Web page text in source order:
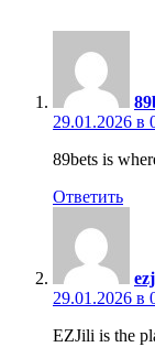
29.01.2026 в
89bets is
Ответить
29.01.2026 в
EZJili is the